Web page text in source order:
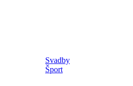
Svadby
Šport